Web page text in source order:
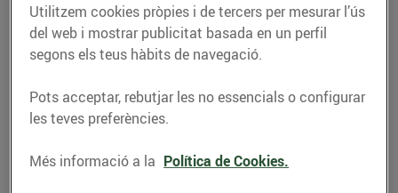
Utilitzem cookies pròpies i de tercers per mesurar l’ús
del web i mostrar publicitat basada en un perfil
segons els teus hàbits de navegació.
Pots acceptar, rebutjar les no essencials o configurar
les teves preferències.
Més informació a la Política de Cookies.